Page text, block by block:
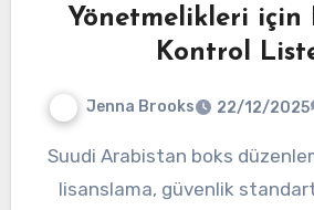
Yönetmelikleri için
Kontrol
Jenna Brooks 22/12/2025
Suudi Arabistan boks düzenlemeleri, tanımlar,
lisanslama, güvenlik